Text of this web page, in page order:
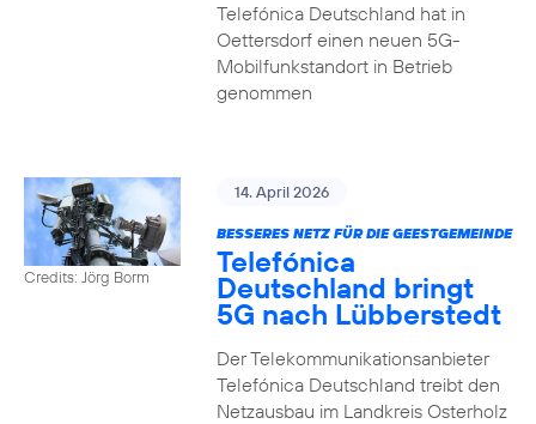
Telefónica Deutschland hat in
Oettersdorf einen neuen 5G-
Mobilfunkstandort in Betrieb
genommen
Credits: Jörg Borm
14. April 2026
BESSERES NETZ FÜR DIE GEESTGEMEINDE
Telefónica
Deutschland bringt
5G nach Lübberstedt
Der Telekommunikationsanbieter
Telefónica Deutschland treibt den
Netzausbau im Landkreis Osterholz